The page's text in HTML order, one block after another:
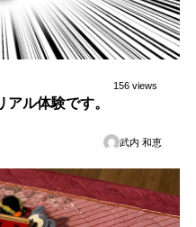
156 views
ル体験です。
武内 和恵